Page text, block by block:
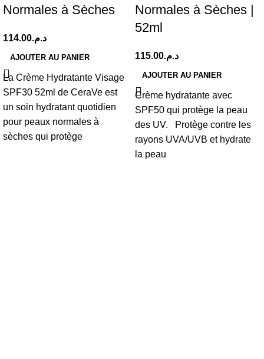
Normales à Sèches
د.م.114.00
AJOUTER AU PANIER
La Crème Hydratante Visage
SPF30 52ml de CeraVe est
un soin hydratant quotidien
pour peaux normales à
sèches qui protège
Normales à Sèches |
52ml
د.م.115.00
AJOUTER AU PANIER
Crème hydratante avec
SPF50 qui protège la peau
des UV. Protège contre les
rayons UVA/UVB et hydrate
la peau